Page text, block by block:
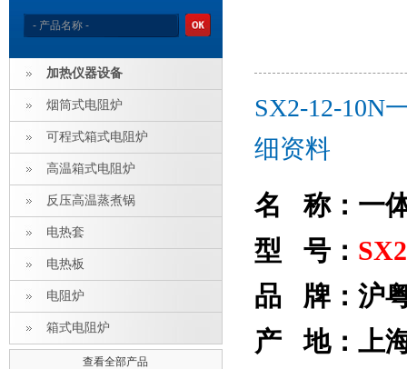
加热仪器设备
烟筒式电阻炉
可程式箱式电阻炉
高温箱式电阻炉
反压高温蒸煮锅
电热套
电热板
电阻炉
箱式电阻炉
查看全部产品
SX2-12-10N
细资料
名 称：一
型 号：
品 牌：沪
产 地：上